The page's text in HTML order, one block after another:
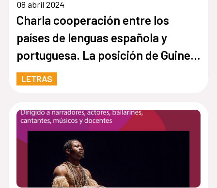
08 abril 2024
Charla cooperación entre los
países de lenguas española y
portuguesa. La posición de Guinea
Ecuatorial
LETRAS